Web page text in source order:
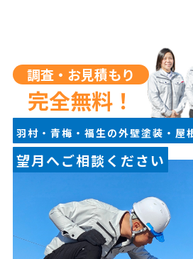
調査・お見積もり
完全無料！
羽村・青梅・福生の外壁塗装・屋
望月へご相談ください